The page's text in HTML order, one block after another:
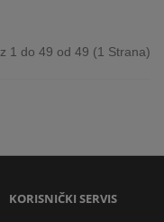
1 do 49 od 49 (1 Strana)
KORISNIČKI SERVIS